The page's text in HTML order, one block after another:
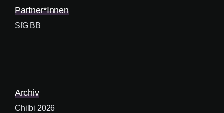
Partner*innen
SfG BB
Archiv
Chilbi 2026